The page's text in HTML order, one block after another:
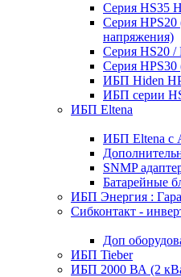
Серия HS35
Серия
напряжения)
Серия HS20
Серия
ИБП Hiden
ИБП серии
ИБП Eltena
ИБП Eltena с
SNMP
Батарейные
ИБП Энергия :
Сибконтакт -
Доп
ИБП Tieber
ИБП 2000 ВА (2